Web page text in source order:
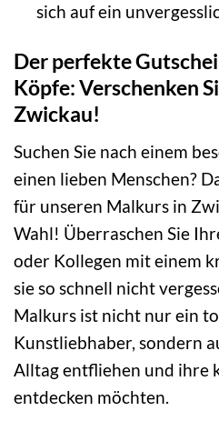
sich auf ein
Der perfekte
Köpfe: Verschenken
Zwickau!
Suchen Sie nach einem
einen lieben Menschen?
für unseren Malkurs in
Wahl! Überraschen Sie
oder Kollegen mit einem
sie so schnell nicht
Malkurs ist nicht nur ein
Kunstliebhaber, sondern
Alltag entfliehen und ihre
entdecken möchten.